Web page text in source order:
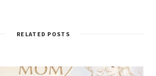
RELATED POSTS